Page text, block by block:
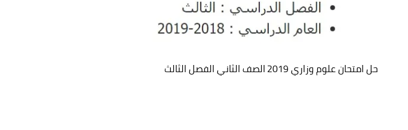
حل امتحان علوم وزاري 2019 الصف الثاني الفصل الثالث